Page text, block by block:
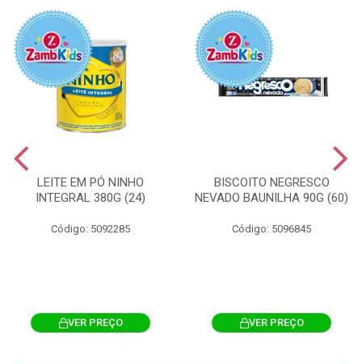
LEITE EM PÓ NINHO
INTEGRAL 380G (24)
Código: 5092285
VER PREÇO
BISCOITO NEGRESCO
NEVADO BAUNILHA 90G (60)
Código: 5096845
VER PREÇO